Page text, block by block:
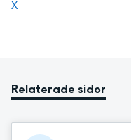
Dela sidan på
X
Relaterade sidor